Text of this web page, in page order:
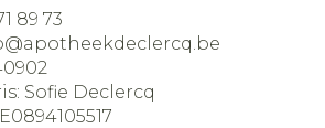
89 73
apotheekdeclercq.be
Sofie Declercq